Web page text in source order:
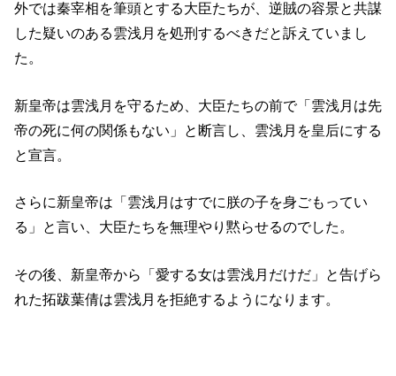
外では秦宰相を筆頭とする大臣たちが、逆賊の容景と共謀
した疑いのある雲浅月を処刑するべきだと訴えていまし
た。
新皇帝は雲浅月を守るため、大臣たちの前で「雲浅月は先
帝の死に何の関係もない」と断言し、雲浅月を皇后にする
と宣言。
さらに新皇帝は「雲浅月はすでに朕の子を身ごもってい
る」と言い、大臣たちを無理やり黙らせるのでした。
その後、新皇帝から「愛する女は雲浅月だけだ」と告げら
れた拓跋葉倩は雲浅月を拒絶するようになります。